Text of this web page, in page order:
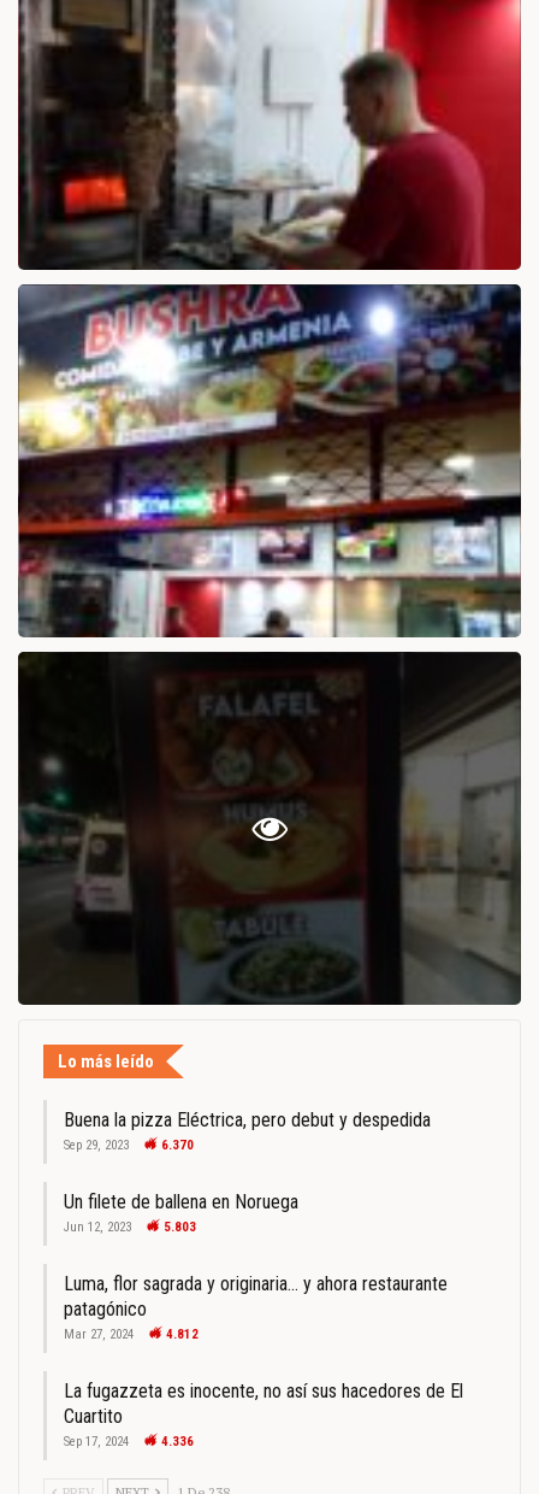
Lo más leído
Buena la pizza Eléctrica, pero debut y despedida
Sep 29, 2023 6.370
Un filete de ballena en Noruega
Jun 12, 2023 5.803
Luma, flor sagrada y originaria… y ahora restaurante
patagónico
Mar 27, 2024 4.812
La fugazzeta es inocente, no así sus hacedores de El
Cuartito
Sep 17, 2024 4.336